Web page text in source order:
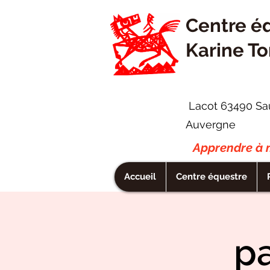
Centre
Karine
Lacot 63490
Auvergne
Apprendre à
Accueil Centre équestre